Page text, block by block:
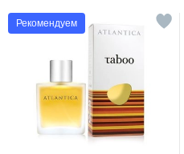
Рекомендуем